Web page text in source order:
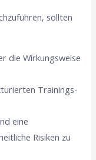
sollten
die Wirkungsweise
Trainings-
eine
Risiken zu